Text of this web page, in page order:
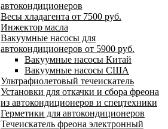
автокондиционеров
Весы хладагента от 7500 руб.
Инжектор масла
Вакуумные насосы для
автокондиционеров от 5900 руб.
Вакуумные насосы Китай
Вакуумные насосы США
Ультрафиолетовый течеискатель
Установки для откачки и сбора фреона
из автокондиционеров и спецтехники
Герметики для автокондиционеров
Течеискатель фреона электронный